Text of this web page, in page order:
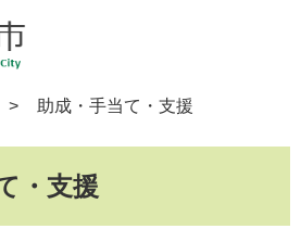
> 助成・手当て・支援
・支援